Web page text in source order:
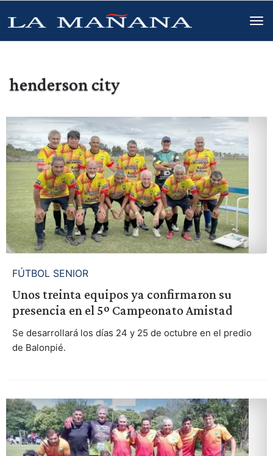
henderson city
FÚTBOL SENIOR
Unos treinta equipos ya confirmaron su
presencia en el 5º Campeonato Amistad
Se desarrollará los días 24 y 25 de octubre en el predio
de Balonpié.